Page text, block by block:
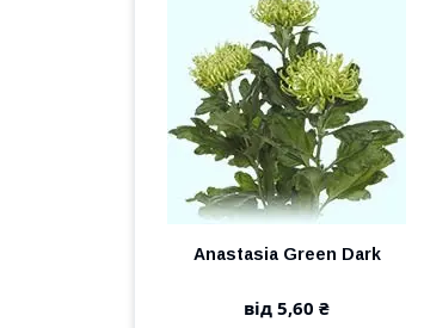
Anastasia Green Dark
від 5,60 ₴